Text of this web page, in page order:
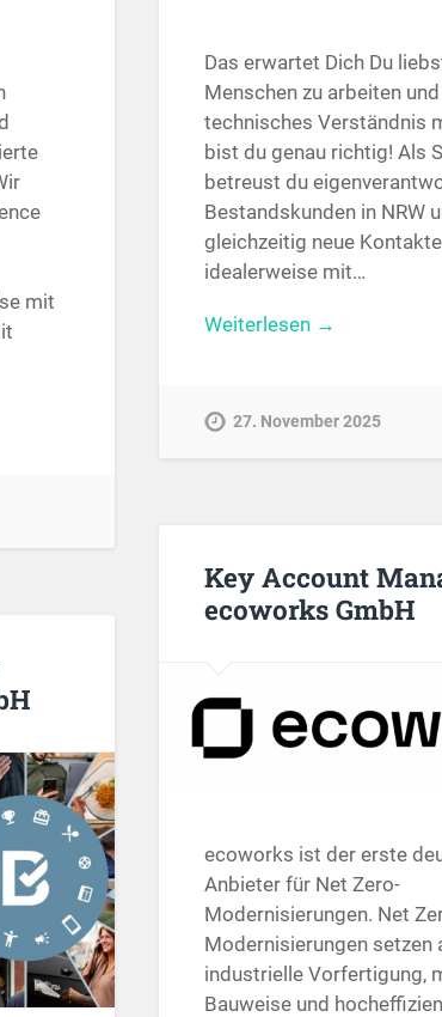
mit
Das erwartet Dich Du
Menschen zu arbeiten
technisches Verständnis
bist du genau richtig! Als
betreust du
Bestandskunden in NRW
gleichzeitig neue
idealerweise mit…
Weiterlesen →
27. November 2025
Key Account
ecoworks GmbH
ecoworks ist der erste
Anbieter für Net Zero-
Modernisierungen. Net
Modernisierungen setzen
industrielle Vorfertigung,
Bauweise und